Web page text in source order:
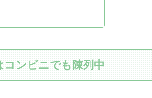
ンビニでも陳列中